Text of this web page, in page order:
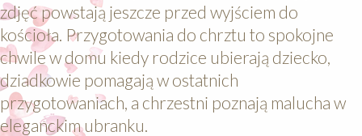
zdjęć powstają jeszcze przed wyjściem do
kościoła. Przygotowania do chrztu to spokojne
chwile w domu kiedy rodzice ubierają dziecko,
dziadkowie pomagają w ostatnich
przygotowaniach, a chrzestni poznają malucha w
eleganckim ubranku.